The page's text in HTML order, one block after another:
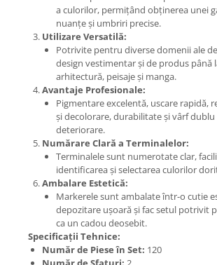
a culorilor, permițând obținerea unei
nuanțe și umbriri precise.
Utilizare Versatilă:
Potrivite pentru diverse domenii ale
design vestimentar și de produs până
arhitectură, peisaje și manga.
Avantaje Profesionale:
Pigmentare excelentă, uscare rapidă,
și decolorare, durabilitate și vârf
deteriorare.
Numărare Clară a Terminalelor:
Terminalele sunt numerotate clar,
identificarea și selectarea culorilor
Ambalare Estetică:
Markerele sunt ambalate într-o cutie
depozitare ușoară și fac setul potrivit
ca un cadou deosebit.
Specificații Tehnice:
Număr de Piese în Set: 120